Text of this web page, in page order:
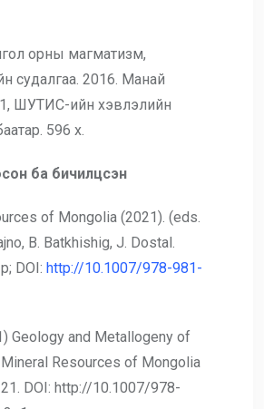
орны магматизм,
судалгаа. 2016. Манай
ШУТИС-ийн хэвлэлийн
596 х.
ба бичилцсэн
of Mongolia (2021). (eds.
B. Batkhishig, J. Dostal.
DOI: http://10.1007/978-981-
Geology and Metallogeny of
Resources of Mongolia
DOI: http://10.1007/978-